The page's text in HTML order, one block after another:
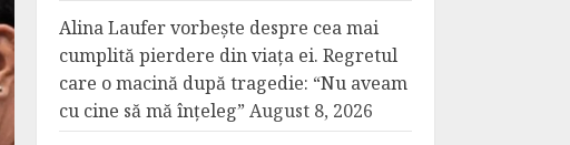
Alina Laufer vorbește despre cea mai
cumplită pierdere din viața ei. Regretul
care o macină după tragedie: “Nu aveam
cu cine să mă înțeleg” August 8, 2026